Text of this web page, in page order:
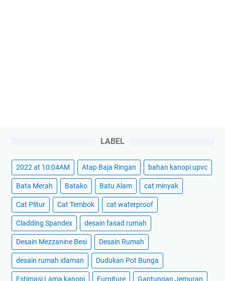
LABEL
2022 at 10:04AM Atap Baja Ringan bahan kanopi upvc
Bata Merah Batako Batu Alam cat minyak
Cat Plitur Cat Tembok cat waterproof
Cladding Spandex desain fasad rumah
Desain Mezzanine Besi Desain Rumah
desain rumah idaman Dudukan Pot Bunga
Estimasi Lama kanopi Furniture Gantungan Jemuran